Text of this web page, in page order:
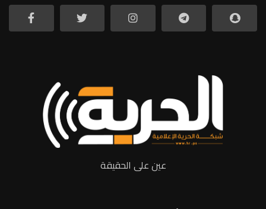
عين على الحقيقة